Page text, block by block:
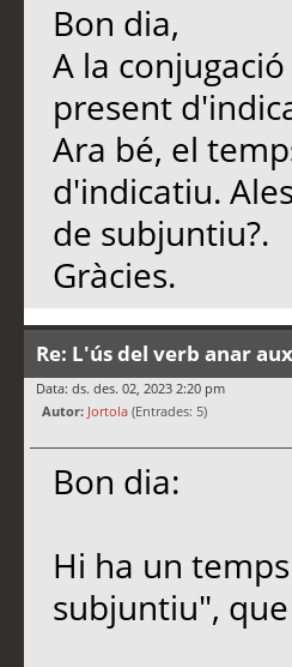
Bon dia,
A la
present
Ara bé, el
d'indicatiu.
de subjuntiu?.
Gràcies.
Re: L'ús del verb anar
Data: ds. des. 02, 2023 2:20 pm
Autor: Jortola (Entrades: 5)
Bon dia:
Hi ha un
subjuntiu",